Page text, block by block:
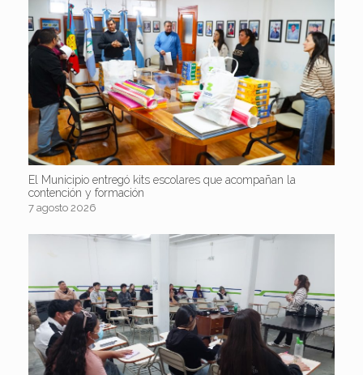
El Municipio entregó kits escolares que acompañan la
contención y formación
7 agosto 2026